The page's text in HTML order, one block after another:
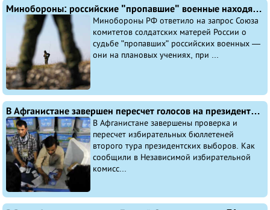
Минобороны: российские "пропавшие" военные находятся на службе
Минобороны РФ ответило на запрос Союза
комитетов солдатских матерей России о
судьбе "пропавших" российских военных —
они на плановых учениях, при ...
В Афганистане завершен пересчет голосов на президентских выборах
В Афганистане завершены проверка и
пересчет избирательных бюллетеней
второго тура президентских выборов. Как
сообщили в Независимой избирательной
комисс...